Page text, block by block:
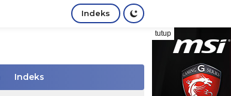
Indeks
tutup
Indeks